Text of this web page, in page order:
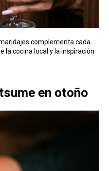
complementa cada
la cocina local y la inspiración
en otoño